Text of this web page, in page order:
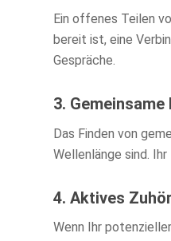
Ein offenes Teilen
bereit ist, eine
Gespräche.
3.
Das Finden von
Wellenlänge sind.
4. Aktives
Wenn Ihr